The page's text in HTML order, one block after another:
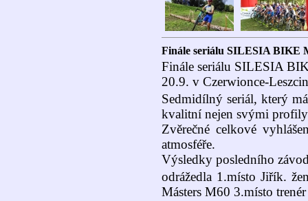
Finále seriálu SILESIA BIKE
Finále seriálu SILESIA
20.9. v Czerwionce-
Sedmidílný seriál, který
kvalitní nejen svými
Zvěrečné celkové
atmosféře.
Výsledky posledního
odrážedla 1.místo Jiřík.
Másters M60 3.místo